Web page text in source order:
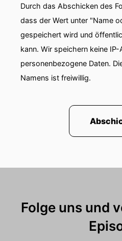
Durch das Abschicken des
dass der Wert unter "Name
gespeichert wird und
kann. Wir speichern keine
personenbezogene Daten.
Namens ist freiwillig.
Folge uns und